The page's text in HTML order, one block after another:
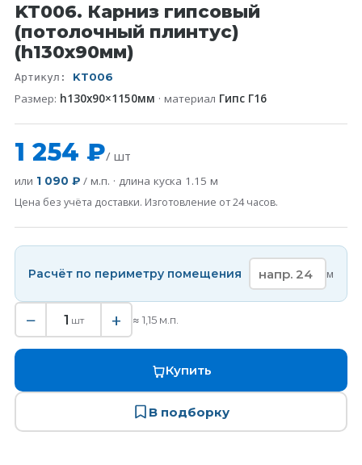
KT006. Карниз гипсовый
(потолочный плинтус)
(h130x90мм)
Артикул: KT006
Размер: h130x90×1150мм · материал Гипс Г16
1 254 ₽/ шт
или 1 090 ₽ / м.п. · длина куска 1.15 м
Цена без учёта доставки. Изготовление от 24 часов.
Расчёт по периметру помещения м
− 1 шт + ≈ 1,15 м.п.
Купить
В подборку